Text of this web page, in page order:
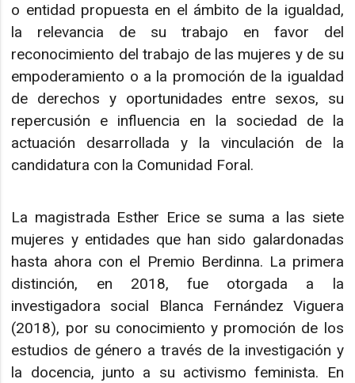
o entidad propuesta en el ámbito de la igualdad,
la relevancia de su trabajo en favor del
reconocimiento del trabajo de las mujeres y de su
empoderamiento o a la promoción de la igualdad
de derechos y oportunidades entre sexos, su
repercusión e influencia en la sociedad de la
actuación desarrollada y la vinculación de la
candidatura con la Comunidad Foral.
La magistrada Esther Erice se suma a las siete
mujeres y entidades que han sido galardonadas
hasta ahora con el Premio Berdinna. La primera
distinción, en 2018, fue otorgada a la
investigadora social Blanca Fernández Viguera
(2018), por su conocimiento y promoción de los
estudios de género a través de la investigación y
la docencia, junto a su activismo feminista. En